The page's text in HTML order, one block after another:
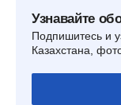
Узнавайте
Подпишитесь и
Казахстана,